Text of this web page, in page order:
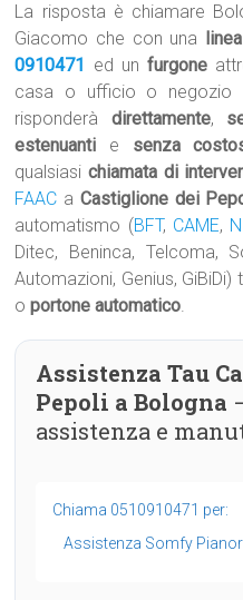
La risposta è chiamare
Giacomo che con una
0910471
ed un furgone
casa o ufficio o negozio
risponderà direttamente,
estenuanti e senza
qualsiasichiamata di
FAAC a Castiglione dei
automatismo (BFT, CAME,
Ditec, Beninca, Telcoma,
Automazioni, Genius,
oportone automatico.
Assistenza Tau
Pepoli a Bologna
assistenza e
Chiama 0510910471 per:
Assistenza Somfy